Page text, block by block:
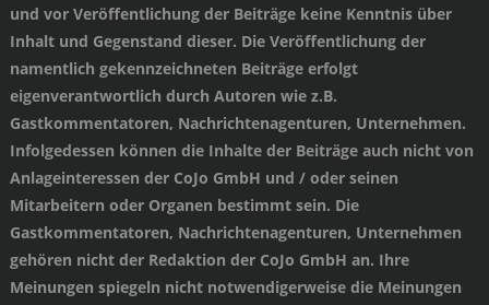
und vor Veröffentlichung der Beiträge keine Kenntnis über
Inhalt und Gegenstand dieser. Die Veröffentlichung der
namentlich gekennzeichneten Beiträge erfolgt
eigenverantwortlich durch Autoren wie z.B.
Gastkommentatoren, Nachrichtenagenturen, Unternehmen.
Infolgedessen können die Inhalte der Beiträge auch nicht von
Anlageinteressen der CoJo GmbH und / oder seinen
Mitarbeitern oder Organen bestimmt sein. Die
Gastkommentatoren, Nachrichtenagenturen, Unternehmen
gehören nicht der Redaktion der CoJo GmbH an. Ihre
Meinungen spiegeln nicht notwendigerweise die Meinungen